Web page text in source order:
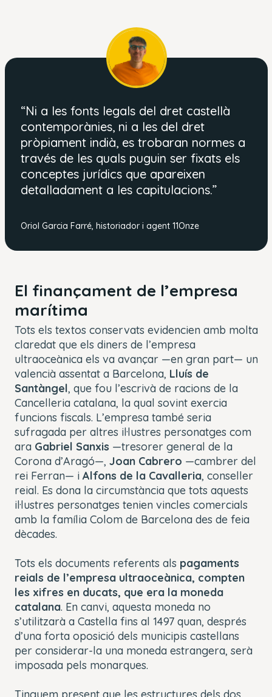
“Ni a les fonts legals del dret castellà
contemporànies, ni a les del dret
pròpiament indià, es trobaran normes a
través de les quals puguin ser fixats els
conceptes jurídics que apareixen
detalladament a les capitulacions.”
Oriol Garcia Farré, historiador i agent 11Onze
El finançament de l’empresa
marítima
Tots els textos conservats evidencien amb molta
claredat que els diners de l’empresa
ultraoceànica els va avançar —en gran part— un
valencià assentat a Barcelona, Lluís de
Santàngel, que fou l’escrivà de racions de la
Cancelleria catalana, la qual sovint exercia
funcions fiscals. L’empresa també seria
sufragada per altres il·lustres personatges com
ara Gabriel Sanxis —tresorer general de la
Corona d’Aragó—, Joan Cabrero —cambrer del
rei Ferran— i Alfons de la Cavalleria, conseller
reial. Es dona la circumstància que tots aquests
il·lustres personatges tenien vincles comercials
amb la família Colom de Barcelona des de feia
dècades.
Tots els documents referents als pagaments
reials de l’empresa ultraoceànica, compten
les xifres en ducats, que era la moneda
catalana. En canvi, aquesta moneda no
s’utilitzarà a Castella fins al 1497 quan, després
d’una forta oposició dels municipis castellans
per considerar-la una moneda estrangera, serà
imposada pels monarques.